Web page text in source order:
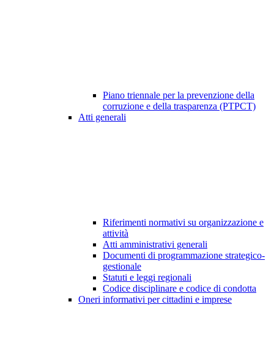
Piano triennale per la prevenzione della
corruzione e della trasparenza (PTPCT)
Atti generali
Riferimenti normativi su organizzazione e
attività
Atti amministrativi generali
Documenti di programmazione strategico-
gestionale
Statuti e leggi regionali
Codice disciplinare e codice di condotta
Oneri informativi per cittadini e imprese